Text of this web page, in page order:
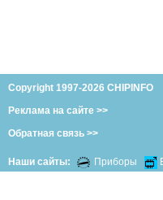
Copyright 1997-2026 CHIPINFO
Реклама на сайте >>
Обратная связь >>
Наши сайты: Приборы